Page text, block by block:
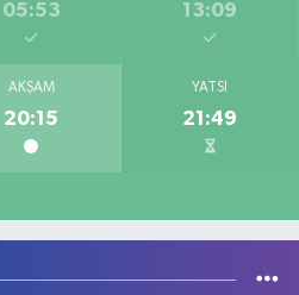
05:53 13:09
AKŞAM
20:15
YATSI
21:49